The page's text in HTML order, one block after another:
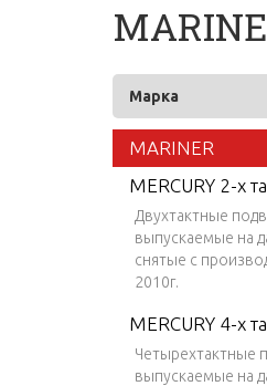
Марка
MARINER
MERCURY 2-х
Двухтактные
выпускаемые на
снятые с
2010г.
MERCURY 4-х
Четырехтактные
выпускаемые на